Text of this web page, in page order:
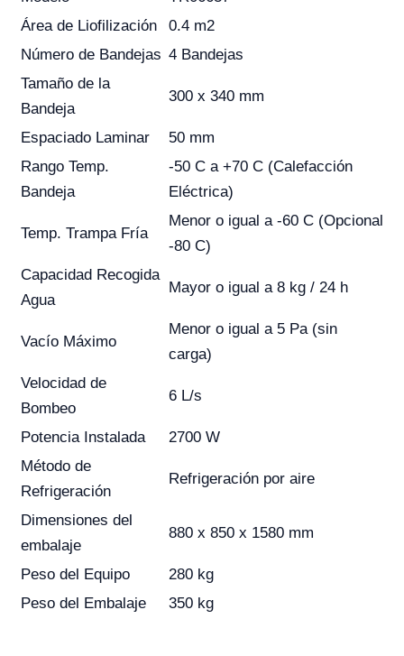
Área de Liofilización
0.4 m2
Número de Bandejas 4 Bandejas
Tamaño de la
Bandeja
300 x 340 mm
Espaciado Laminar
50 mm
Rango Temp.
Bandeja
-50 C a +70 C (Calefacción
Eléctrica)
Temp. Trampa Fría
Menor o igual a -60 C (Opcional
-80 C)
Capacidad Recogida
Agua
Mayor o igual a 8 kg / 24 h
Vacío Máximo
Menor o igual a 5 Pa (sin
carga)
Velocidad de
Bombeo
6 L/s
Potencia Instalada
2700 W
Método de
Refrigeración
Refrigeración por aire
Dimensiones del
embalaje
880 x 850 x 1580 mm
Peso del Equipo
280 kg
Peso del Embalaje
350 kg